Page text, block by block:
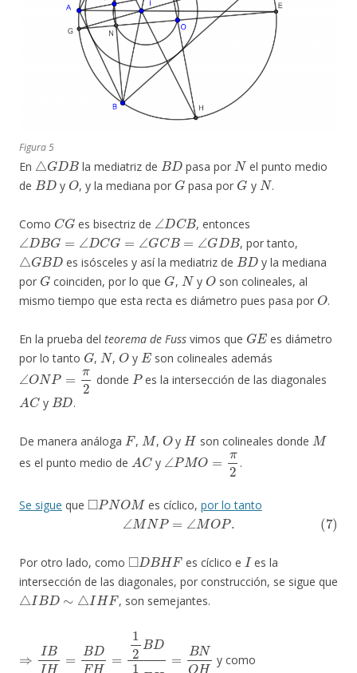
Figura 5
En
△GDB
la mediatriz de
BD
pasa por
N
el punto medio
de
BD
y
O
, y la mediana por
G
pasa por
G
y
N
.
Como
CG
es bisectriz de
∠D CB
, entonces
∠DBG=∠ DCG=∠G CB=∠GDB
, por tanto,
△GBD
es isósceles y así la mediatriz de
BD
y la mediana
por
G
coinciden, por lo que
G
,
N
y
O
son colineales, al
mismo tiempo que esta recta es diámetro pues pasa por
O
.
En la prueba del teorema de Fuss vimos que
GE
es diámetro
por lo tanto
G
,
N
,
O
y
E
son colineales además
∠ O NP= 2
donde
P
es la intersección de las diagonales
A C
y
BD
.
De manera análoga
F
,
M
,
O
y
H
son colineales donde
M
es el punto medio de
A C
y
∠PMO 2
.
Se sigue que
◻PNOM
es cíclico, por lo tanto
(7)∠MNP= ∠MO P.
Por otro lado, como
◻D BHF
es cíclico e
I
es la
intersección de las diagonales, por construcción, se sigue que
△IBD∼△IHF
, son semejantes.
BIH DFH= BD12F BNO
y como